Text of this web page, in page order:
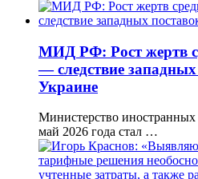
МИД РФ: Рост жертв
— следствие
Украине
Министерство
май 2026 года стал …